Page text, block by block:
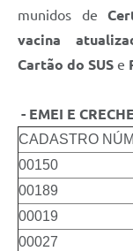
Telefones Úteis
Agenda
SIC
munidos de
vacina
Cartão do SUS e
- EMEI E
CADASTRO
00150
00189
00019
00027